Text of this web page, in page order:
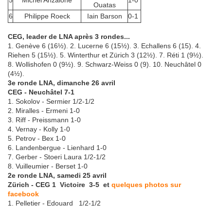
Ouatas
6 Philippe Roeck Iain Barson 0-1
CEG, leader de LNA après 3 rondes...
1. Genève 6 (16½). 2. Lucerne 6 (15½). 3. Echallens 6 (15). 4.
Riehen 5 (15½). 5. Winterthur et Zürich 3 (12½). 7. Réti 1 (9½).
8. Wollishofen 0 (9½). 9. Schwarz-Weiss 0 (9). 10. Neuchâtel 0
(4½).
3e ronde LNA, dimanche 26 avril
CEG - Neuchâtel 7-1
1. Sokolov - Sermier 1/2-1/2
2. Miralles - Ermeni 1-0
3. Riff - Preissmann 1-0
4. Vernay - Kolly 1-0
5. Petrov - Bex 1-0
6. Landenbergue - Lienhard 1-0
7. Gerber - Stoeri Laura 1/2-1/2
8. Vuilleumier - Berset 1-0
2e ronde LNA, samedi 25 avril
Zürich - CEG 1 Victoire 3-5 et quelques photos sur
facebook
1. Pelletier - Edouard 1/2-1/2